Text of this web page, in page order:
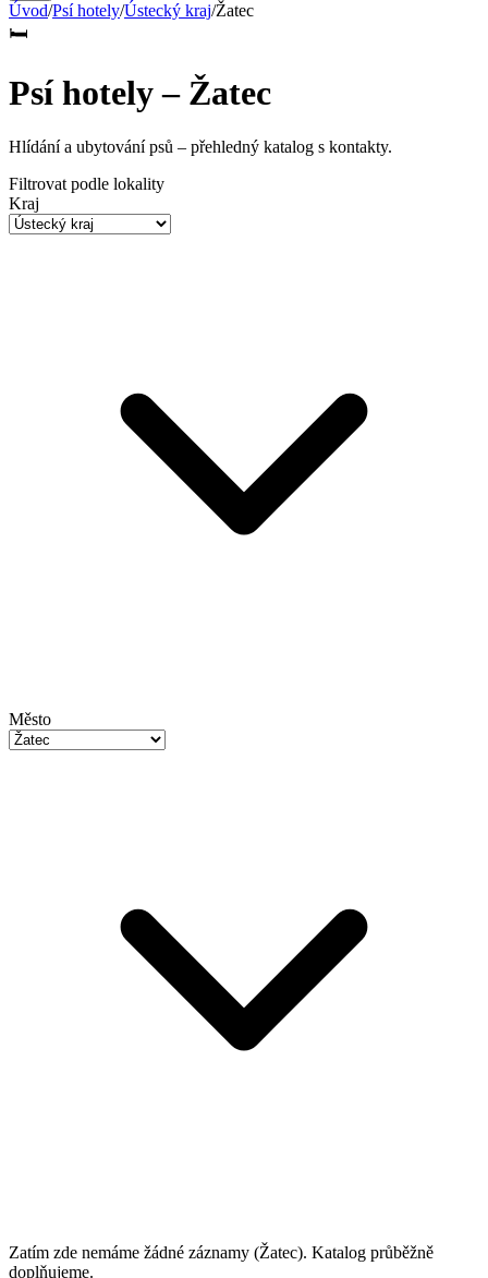
Úvod/Psí hotely/Ústecký kraj/Žatec
🛏️
Psí hotely – Žatec
Hlídání a ubytování psů – přehledný katalog s kontakty.
Filtrovat podle lokality
Kraj
Město
Zatím zde nemáme žádné záznamy (Žatec). Katalog průběžně
doplňujeme.